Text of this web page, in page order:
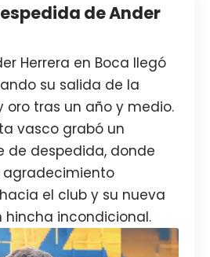
de Ander
Herrera en Boca llegó
su salida de la
oro tras un año y medio.
vasco grabó un
de despedida, donde
agradecimiento
el club y su nueva
incondicional.